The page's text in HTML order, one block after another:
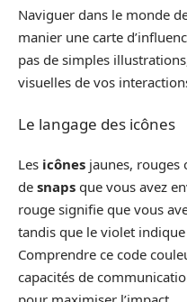
Naviguer dans le monde
manier une carte
pas de simples
visuelles de vos
Le langage des icônes
Les icônes jaunes, rouges
de snaps que vous avez
rouge signifie que vous
tandis que le violet
Comprendre ce code
capacités de